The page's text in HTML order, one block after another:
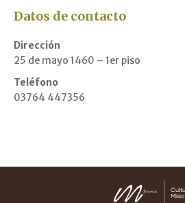
Datos de contacto
Dirección
25 de mayo 1460 – 1er piso
Teléfono
03764 447356